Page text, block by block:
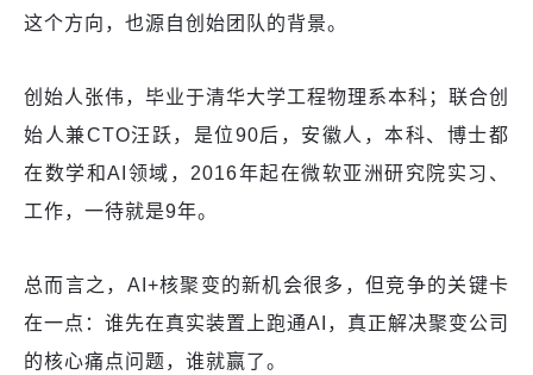
这个方向，也源自创始团队的背景。
创始人张伟，毕业于清华大学工程物理系本科；联合创
始人兼CTO汪跃，是位90后，安徽人，本科、博士都
在数学和AI领域，2016年起在微软亚洲研究院实习、
工作，一待就是9年。
总而言之，AI+核聚变的新机会很多，但竞争的关键卡
在一点：谁先在真实装置上跑通AI，真正解决聚变公司
的核心痛点问题，谁就赢了。